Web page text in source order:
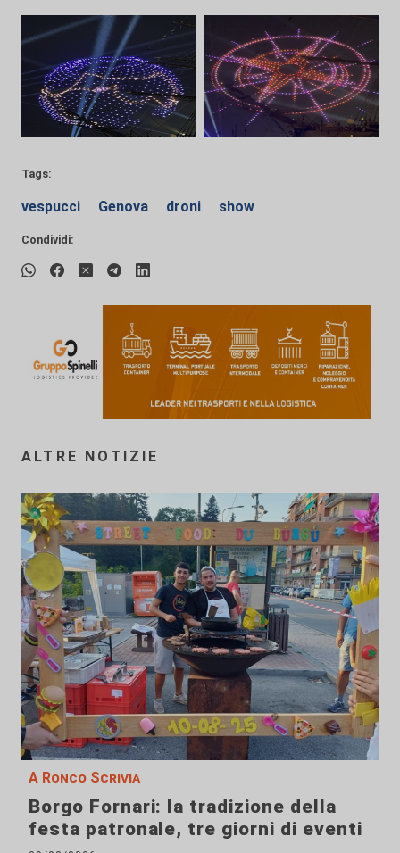
Tags:
vespucci Genova droni show
Condividi:
ALTRE NOTIZIE
A Ronco Scrivia
Borgo Fornari: la tradizione della
festa patronale, tre giorni di eventi